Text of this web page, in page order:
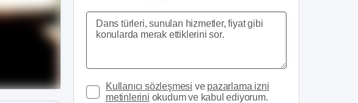
Kullanıcı sözleşmesi ve pazarlama izni
metinlerini okudum ve kabul ediyorum.